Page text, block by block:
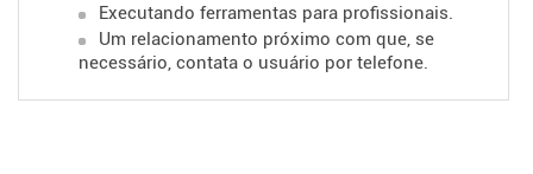
Executando ferramentas para profissionais.
Um relacionamento próximo com que, se
necessário, contata o usuário por telefone.